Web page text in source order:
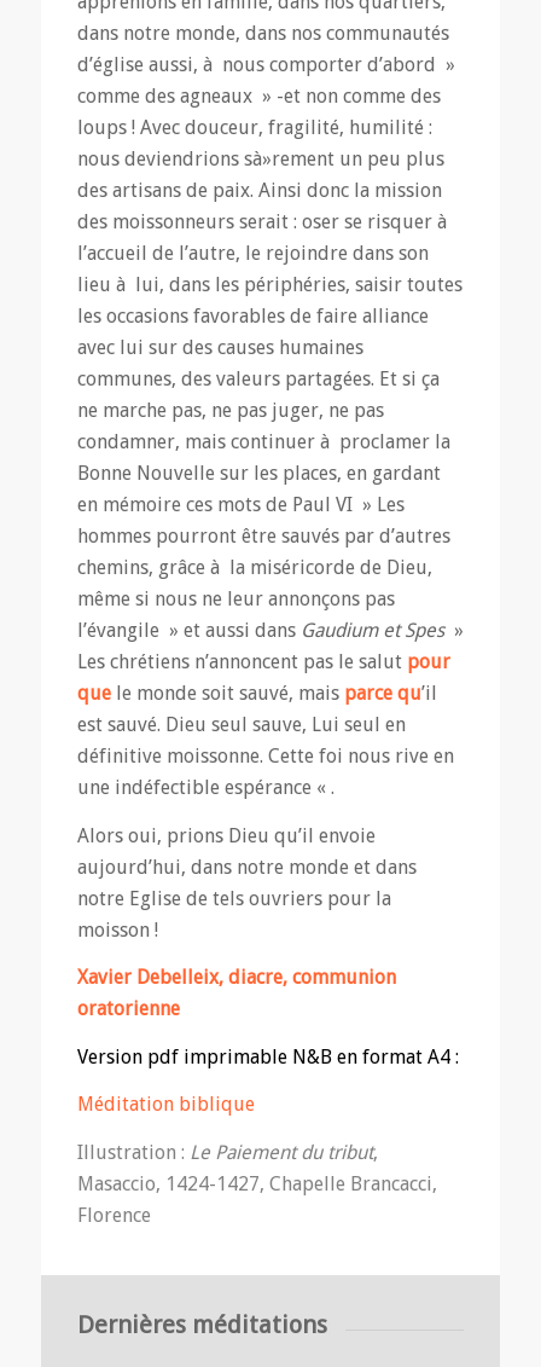
dans notre monde, dans nos communautés
d’église aussi, à nous comporter d’abord »
comme des agneaux » -et non comme des
loups ! Avec douceur, fragilité, humilité :
nous deviendrions sà»rement un peu plus
des artisans de paix. Ainsi donc la mission
des moissonneurs serait : oser se risquer à
l’accueil de l’autre, le rejoindre dans son
lieu à lui, dans les périphéries, saisir toutes
les occasions favorables de faire alliance
avec lui sur des causes humaines
communes, des valeurs partagées. Et si ça
ne marche pas, ne pas juger, ne pas
condamner, mais continuer à proclamer la
Bonne Nouvelle sur les places, en gardant
en mémoire ces mots de Paul VI » Les
hommes pourront être sauvés par d’autres
chemins, grâce à la miséricorde de Dieu,
même si nous ne leur annonçons pas
l’évangile » et aussi dans Gaudium et Spes»
Les chrétiens n’annoncent pas le salut pour
quele monde soit sauvé, mais parce qu’il
est sauvé. Dieu seul sauve, Lui seul en
définitive moissonne. Cette foi nous rive en
une indéfectible espérance « .
Alors oui, prions Dieu qu’il envoie
aujourd’hui, dans notre monde et dans
notre Eglise de tels ouvriers pour la
moisson !
Xavier Debelleix, diacre, communion
oratorienne
Version pdf imprimable N&B en format A4 :
Méditation biblique
Illustration : Le Paiement du tribut,
Masaccio, 1424-1427, Chapelle Brancacci,
Florence
Dernières méditations